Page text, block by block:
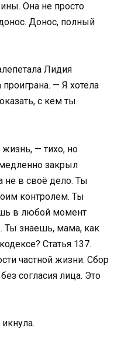
Она не просто
Донос, полный
Лидия
проиграна. — Я хотела
с кем ты
— тихо, но
закрыл
не в своё дело. Ты
контролем. Ты
в любой момент
Ты знаешь, мама, как
Статья 137.
частной жизни. Сбор
согласия лица. Это